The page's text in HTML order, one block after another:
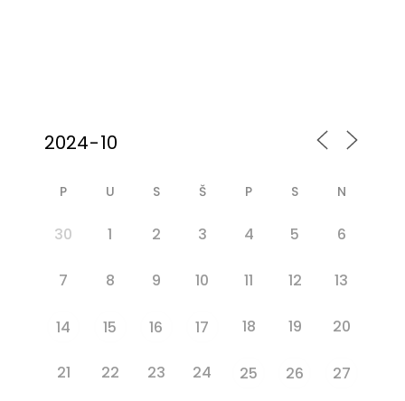
P U S Š P S N
30 1 2 3 4 5 6
7 8 9 10 11 12 13
14 15 16 17 18 19 20
21 22 23 24 25 26 27